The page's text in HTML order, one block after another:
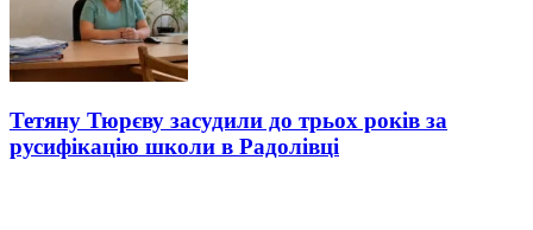
Тетяну Тюрєву засудили до трьох років за
русифікацію школи в Радолівці